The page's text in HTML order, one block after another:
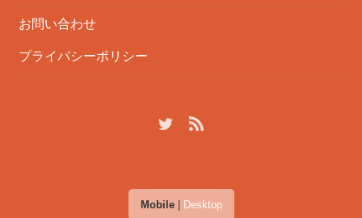
お問い合わせ
プライバシーポリシー
Mobile| Desktop